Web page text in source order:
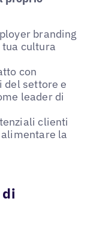
branding
cultura
con
del settore e
leader di
clienti
la